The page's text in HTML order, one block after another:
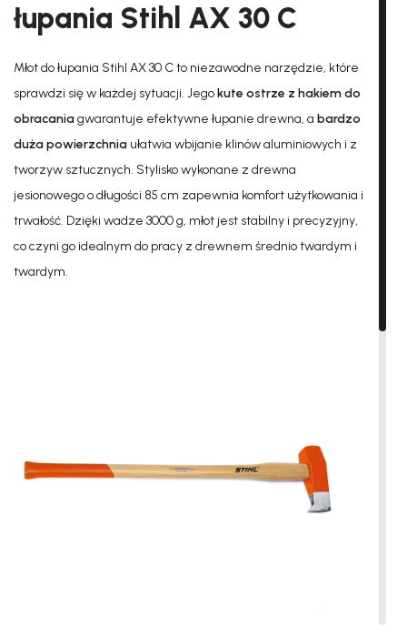
łupania Stihl AX 30 C
Młot do łupania Stihl AX 30 C to niezawodne narzędzie, które
sprawdzi się w każdej sytuacji. Jegokute ostrze z hakiem do
obracaniagwarantuje efektywne łupanie drewna, a bardzo
duża powierzchnia ułatwia wbijanie klinów aluminiowych i z
tworzyw sztucznych. Stylisko wykonane z drewna
jesionowego o długości 85 cm zapewnia komfort użytkowania i
trwałość. Dzięki wadze 3000 g, młot jest stabilny i precyzyjny,
co czyni go idealnym do pracy z drewnem średnio twardym i
twardym.